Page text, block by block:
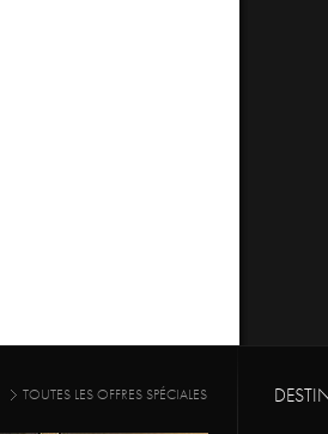
TOUTES LES OFFRES SPÉCIALES